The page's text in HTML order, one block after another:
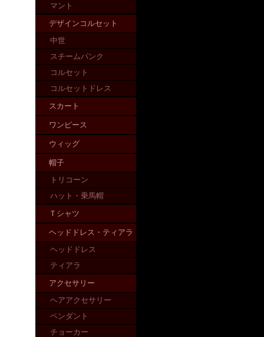
マント
デザインコルセット
中世
スチームパンク
コルセット
コルセットドレス
スカート
ワンピース
ウィッグ
帽子
トリコーン
ハット・乗馬帽
Ｔシャツ
ヘッドドレス・ティアラ
ヘッドドレス
ティアラ
アクセサリー
ヘアアクセサリー
ペンダント
チョーカー